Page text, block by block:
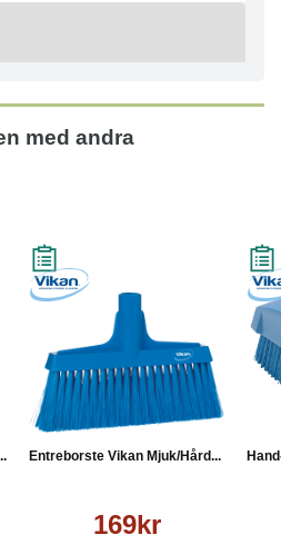
med andra
Entreborste Vikan Mjuk/Hård...
169kr